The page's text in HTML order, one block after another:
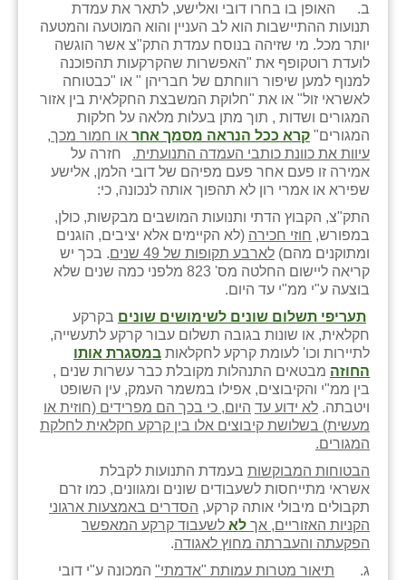
ב. האופן בו בחרו דובי ואלישע, לתאר את עמדת
תנועות ההתיישבות הוא לב העניין והוא המוטעה והמטעה
יותר מכל. מי שזיהה בנוסח עמדת התק"צ אשר הוגשה
לועדת רוטקופף את "האפשרות שהקרקעות תהפוכנה
למנוף למען שיפור רווחתם של חבריהן " או "כבטוחה
לאשראי זול" או את "חלוקת המשבצת החקלאית בין אזור
המגורים ושדות , תוך מתן בעלות מלאה על חלקות
המגורים" קרא ככל הנראה מסמך אחר או חמור מכך,
עיוות את כוונת כותבי העמדה התנועתית. חזרה על
אמירה זו פעם אחר פעם מפיהם של דובי הלמן, אלישע
שפירא או אמרי רון לא תהפוך אותה לנכונה, כי:
התק"צ, הקבוץ הדתי ותנועות המושבים מבקשות, כולן,
במפורש, חוזי חכירה (לא הקיימים אלא יציבים, הוגנים
ומתוקנים מהם) לארבע תקופות של 49 שנים
. בכך יש
קריאה ליישום החלטה מס' 823 מלפני כמה שנים שלא
בוצעה ע"י ממ"י עד היום.
תעריפי תשלום שונים לשימושים שונים בקרקע
חקלאית, או שונות בגובה תשלום עבור קרקע לתעשייה,
לתיירות וכו' לעומת קרקע לחקלאות במסגרת אותו
החוזה מבטאים התנהלות מקובלת כבר עשרות שנים ,
בין ממ"י והקיבוצים, אפילו במשמר העמק, עין השופט
ויטבתה. לא ידוע עד היום, כי בכך הם מפרידים (חוזית או
מעשית) בשלושת קיבוצים אלו בין קרקע חקלאית לחלקת
המגורים.
הבטוחות המבוקשות בעמדת התנועות לקבלת
אשראי מתייחסות לשעבודים שונים ומגוונים, כמו זרם
תקבולים מיבולי אותה קרקע, הסדרים באמצעות ארגוני
הקניות האזוריים, אך לא לשעבוד קרקע המאפשר
הפקעתה והעברתה מחוץ לאגודה.
ג. תיאור מטרות עמותת "אדמתי" המכונה ע"י דובי
כפר סבא (אגרא)
כפר שמריהו
מגשימים
מישר
מכורה
מנחמיה
נאות הכיכר
נווה אטי״ב
ניר צבי
עין חצבה
עין תמר
עמרים
קורנית
קלחים
רועי